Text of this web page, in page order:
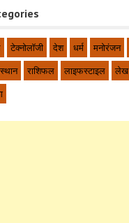
टेक्नोलॉजी देश धर्म मनोरंजन
राशिफल लाइफस्टाइल लेख